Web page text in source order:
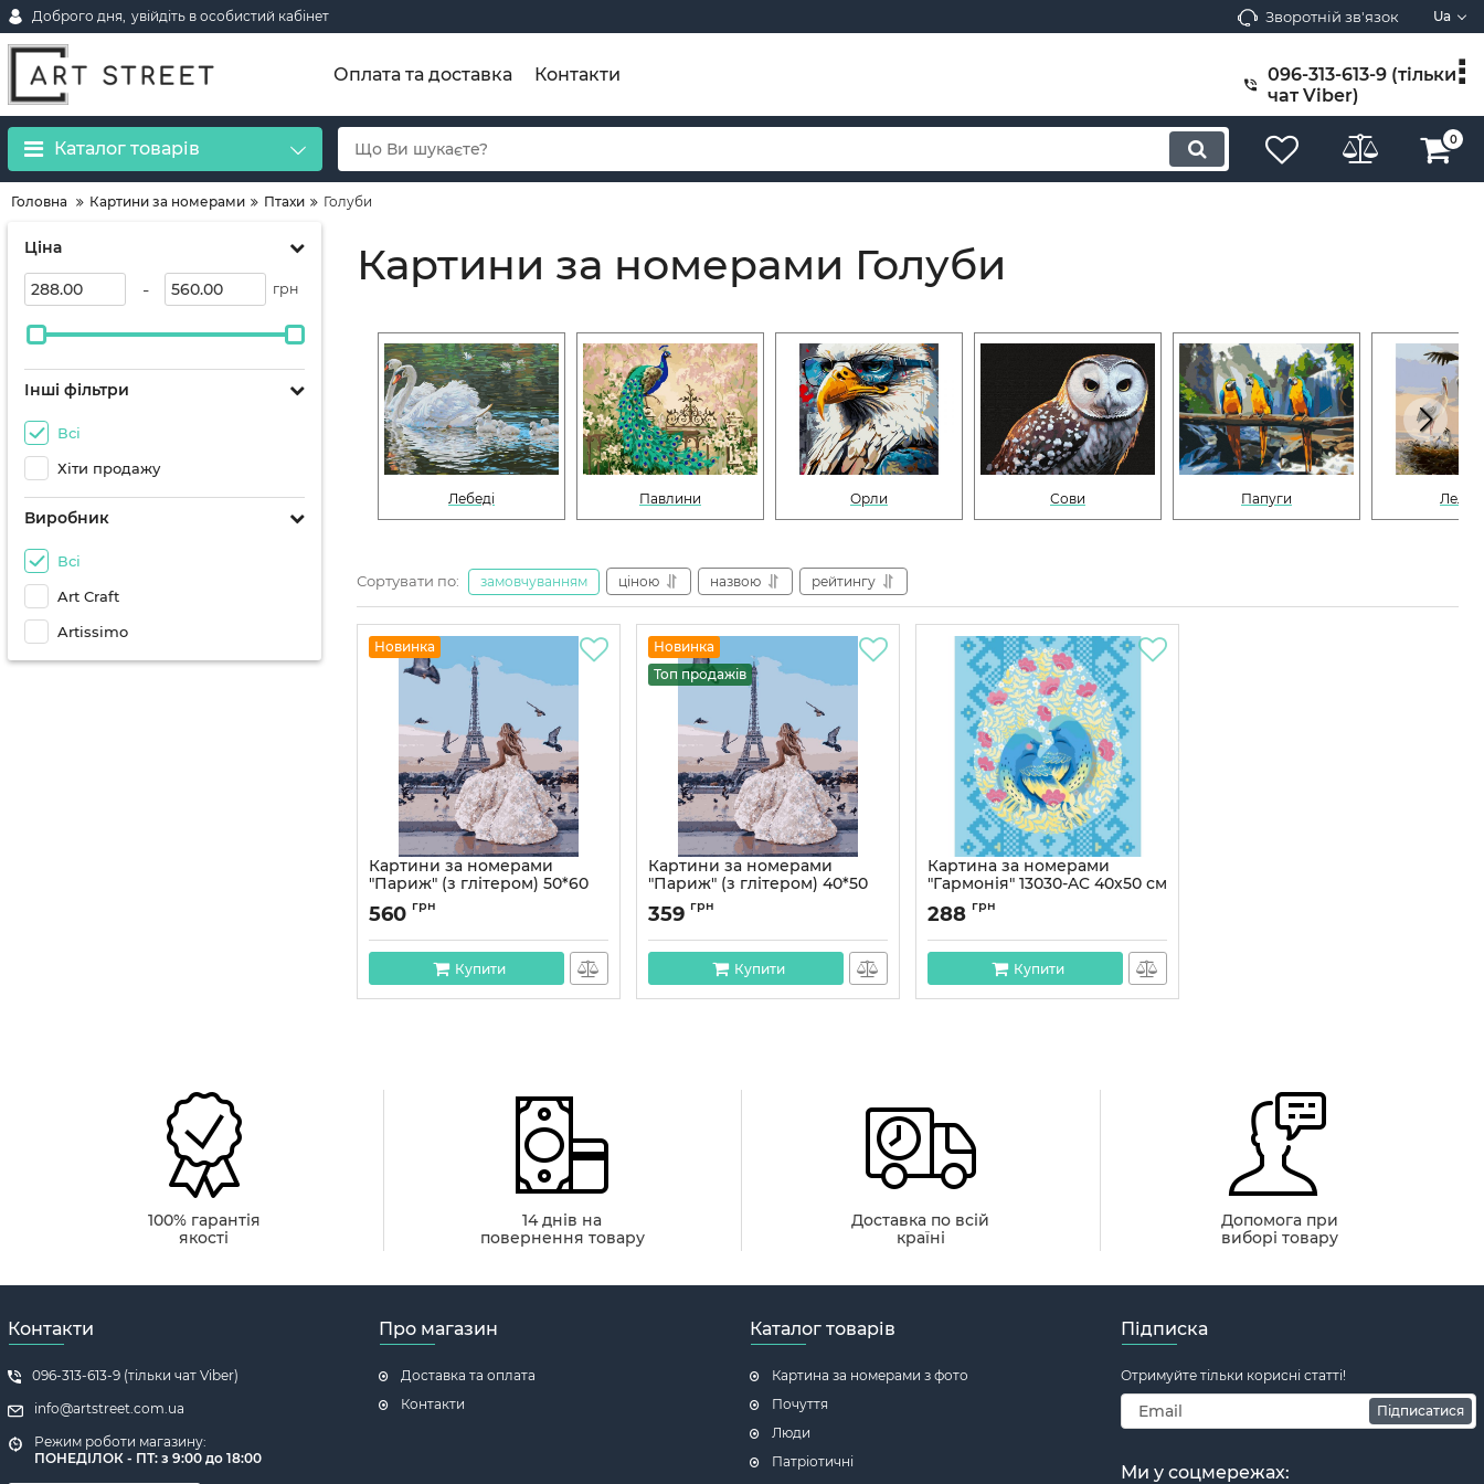
Доброго дня, увійдіть в особистий кабінет Зворотній зв'язок Ua
Оплата та доставка Контакти
096-313-613-9 (тільки
чат Viber)
Каталог товарів 0
Головна Картини за номерами Птахи Голуби
Ціна
- грн
Інші фільтри
Всі
Хіти продажу
Виробник
Всі
Art Craft
Artissimo
Картини за номерами Голуби
Лебеді Павлини Орли Сови Папуги
Сортувати по: замовчуванням ціною назвою рейтингу
Новинка
Картини за номерами
"Париж" (з глітером) 50*60
Артикул:
560 грн
Купити
Новинка
Топ продажів
Картини за номерами
"Париж" (з глітером) 40*50
Артикул:
359 грн
Купити
Картина за номерами
"Гармонія" 13030-AC 40х50 см
Артикул:13030-AC
288 грн
Купити
100% гарантія
якості
14 днів на
повернення товару
Доставка по всій
країні
Допомога при
виборі товару
Контакти
096-313-613-9 (тільки чат Viber)
info@artstreet.com.ua
Режим роботи магазину:
ПОНЕДІЛОК - ПТ: з 9:00 до 18:00
Про магазин
Доставка та оплата
Контакти
Каталог товарів
Картина за номерами з фото
Почуття
Люди
Патріотичні
Підписка
Отримуйте тільки корисні статті!
Підписатися
Ми у соцмережах: